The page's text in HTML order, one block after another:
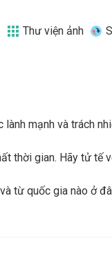
Thư viện ảnh
mạnh và trách
thời gian. Hãy tử tế
từ quốc gia nào ở